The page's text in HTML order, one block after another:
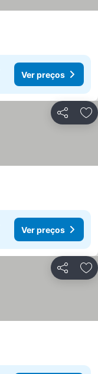
Ver preços
Partilhar
Ver preços
Partilhar